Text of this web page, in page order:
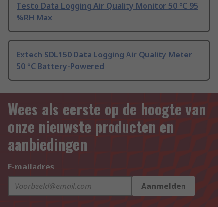
Testo Data Logging Air Quality Monitor 50 °C 95
%RH Max
Extech SDL150 Data Logging Air Quality Meter
50 °C Battery-Powered
Wees als eerste op de hoogte van
onze nieuwste producten en
aanbiedingen
E-mailadres
Aanmelden